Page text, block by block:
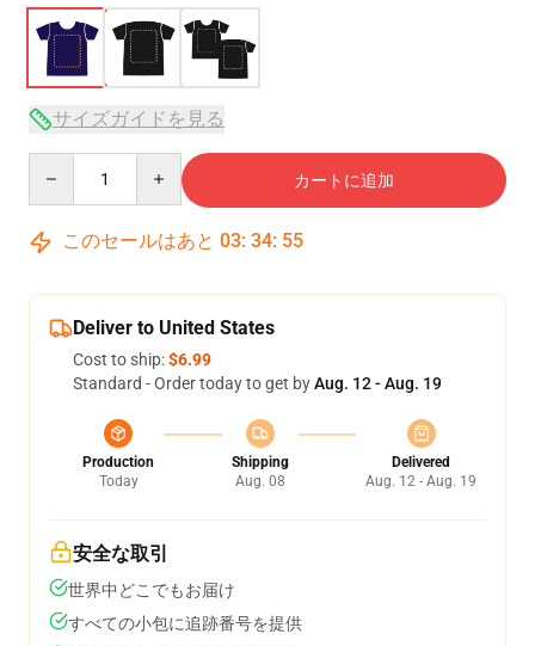
サイズガイドを見る
カートに追加
このセールはあと 03: 34: 54
Deliver to United States
Cost to ship:$6.99
Standard - Order today to get byAug. 12 - Aug. 19
Production
Today
Shipping
Aug. 08
Delivered
Aug. 12 - Aug. 19
安全な取引
世界中どこでもお届け
すべての小包に追跡番号を提供